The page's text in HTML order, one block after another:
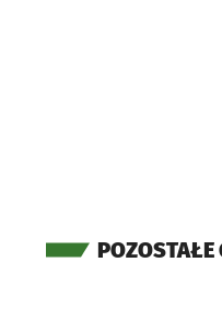
POZOSTAŁE